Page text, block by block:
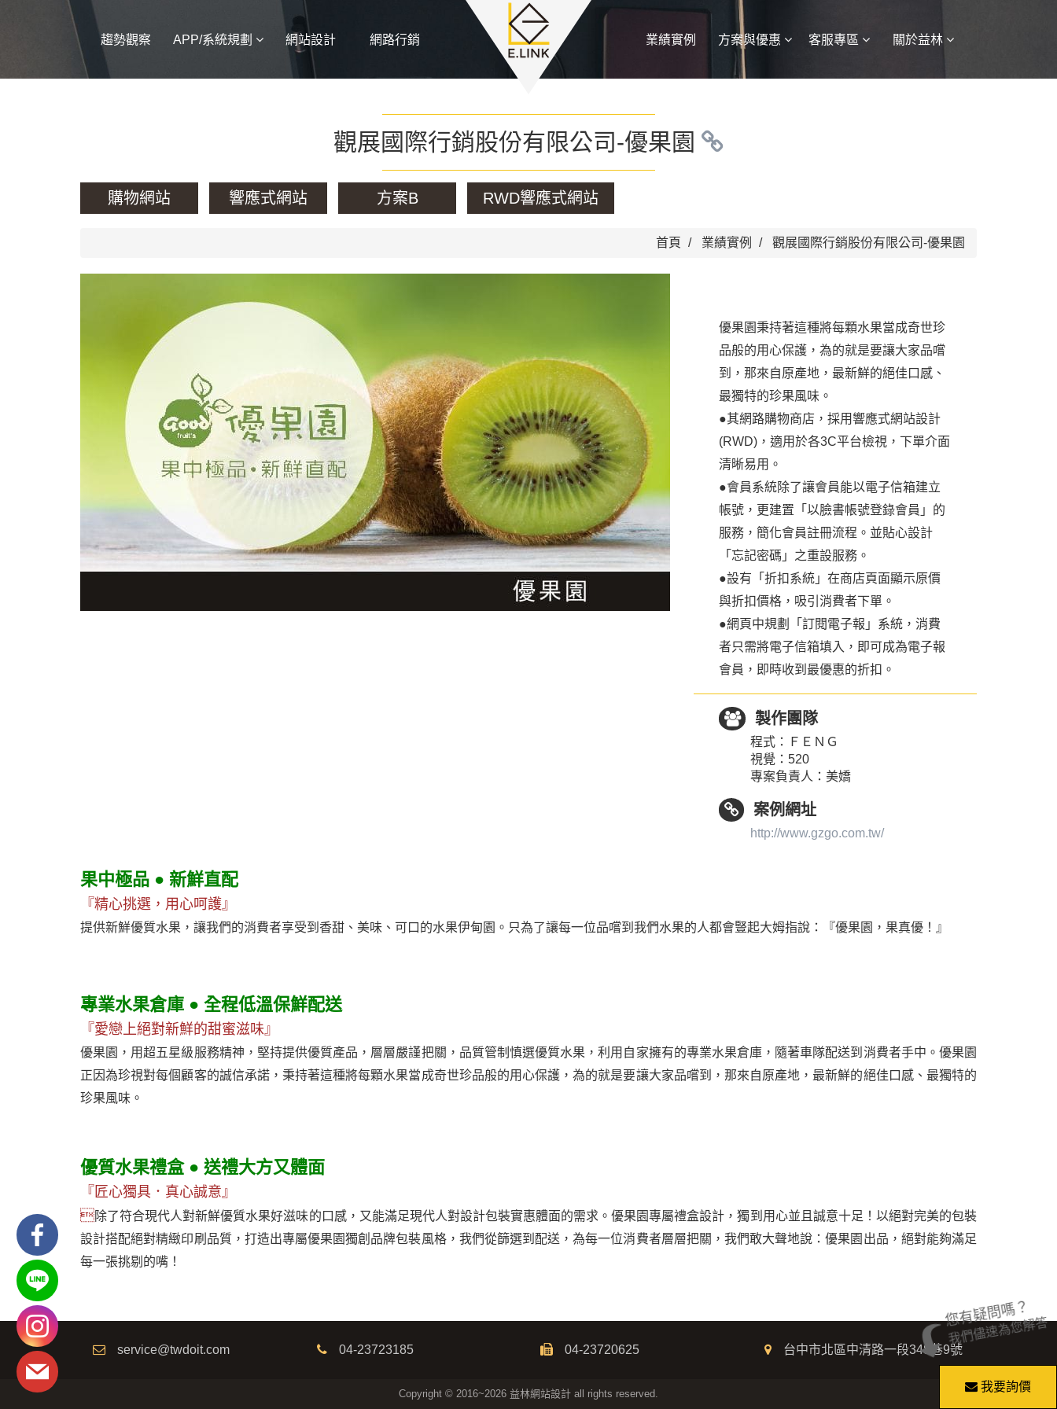
趨勢觀察 APP/系統規劃 網站設計 網路行銷 業績實例 方案與優惠 客服專區 關於益林
觀展國際行銷股份有限公司-優果園
購物網站 響應式網站 方案B RWD響應式網站
首頁 業績實例 觀展國際行銷股份有限公司-優果園
優果園秉持著這種將每顆水果當成奇世珍
品般的用心保護，為的就是要讓大家品嚐
到，那來自原產地，最新鮮的絕佳口感、
最獨特的珍果風味。
●其網路購物商店，採用響應式網站設計
(RWD)，適用於各3C平台檢視，下單介面
清晰易用。
●會員系統除了讓會員能以電子信箱建立
帳號，更建置「以臉書帳號登錄會員」的
服務，簡化會員註冊流程。並貼心設計
「忘記密碼」之重設服務。
●設有「折扣系統」在商店頁面顯示原價
與折扣價格，吸引消費者下單。
●網頁中規劃「訂閱電子報」系統，消費
者只需將電子信箱填入，即可成為電子報
會員，即時收到最優惠的折扣。
製作團隊
程式：ＦＥＮＧ
視覺：520
專案負責人：美嬌
案例網址
http://www.gzgo.com.tw/
果中極品 ● 新鮮直配
『精心挑選，用心呵護』
提供新鮮優質水果，讓我們的消費者享受到香甜、美味、可口的水果伊甸園。只為了讓每一位品嚐到我們水果的人都會豎起大姆指說：『優果園，果真優！』
專業水果倉庫 ● 全程低溫保鮮配送
『愛戀上絕對新鮮的甜蜜滋味』
優果園，用超五星級服務精神，堅持提供優質產品，層層嚴謹把關，品質管制慎選優質水果，利用自家擁有的專業水果倉庫，隨著車隊配送到消費者手中。優果園
正因為珍視對每個顧客的誠信承諾，秉持著這種將每顆水果當成奇世珍品般的用心保護，為的就是要讓大家品嚐到，那來自原產地，最新鮮的絕佳口感、最獨特的
珍果風味。
優質水果禮盒 ● 送禮大方又體面
『匠心獨具．真心誠意』
除了符合現代人對新鮮優質水果好滋味的口感，又能滿足現代人對設計包裝實惠體面的需求。優果園專屬禮盒設計，獨到用心並且誠意十足！以絕對完美的包裝
設計搭配絕對精緻印刷品質，打造出專屬優果園獨創品牌包裝風格，我們從篩選到配送，為每一位消費者層層把關，我們敢大聲地說：優果園出品，絕對能夠滿足
每一張挑剔的嘴！
service@twdoit.com 04-23723185 04-23720625 台中市北區中清路一段348巷9號
Copyright © 2016~2026 益林網站設計 all rights reserved.
我要詢價
您有疑問嗎？
我們儘速為您解答